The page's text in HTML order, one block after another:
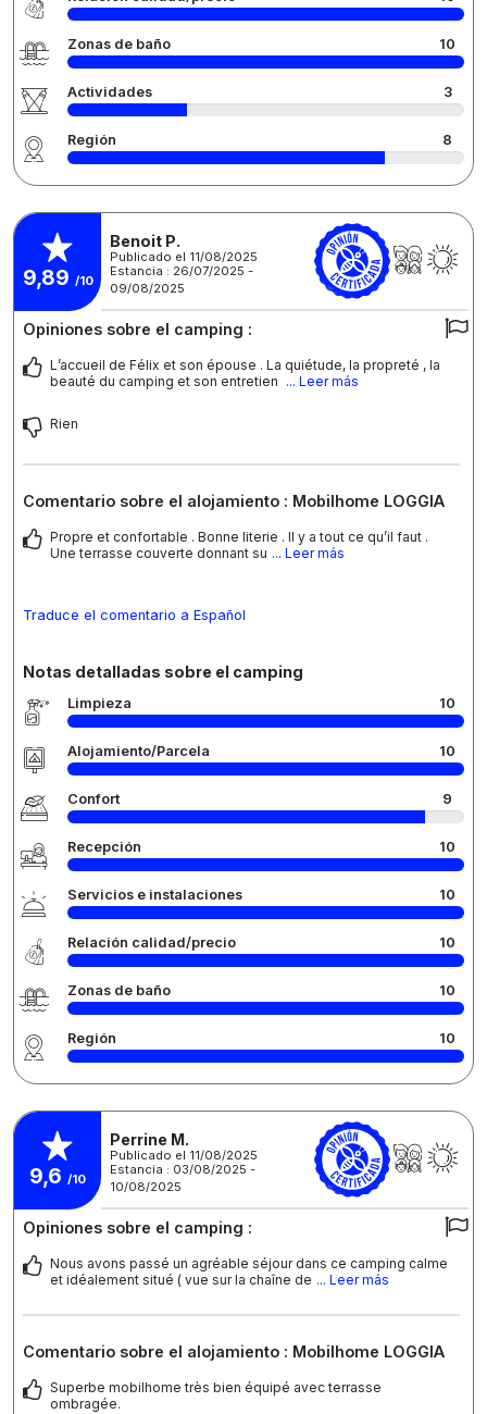
Zonas de baño 10
Actividades 3
Región 8
9,89 /10
Benoit P.
Publicado el 11/08/2025
Estancia : 26/07/2025 -
09/08/2025
Opiniones sobre el camping :
L’accueil de Félix et son épouse . La quiétude, la propreté , la
beauté du camping et son entretien ... Leer más
Rien
Comentario sobre el alojamiento : Mobilhome LOGGIA
Propre et confortable . Bonne literie . Il y a tout ce qu’il faut .
Une terrasse couverte donnant su ... Leer más
Traduce el comentario a Español
Notas detalladas sobre el camping
Limpieza 10
Alojamiento/Parcela 10
Confort 9
Recepción 10
Servicios e instalaciones 10
Relación calidad/precio 10
Zonas de baño 10
Región 10
9,6 /10
Perrine M.
Publicado el 11/08/2025
Estancia : 03/08/2025 -
10/08/2025
Opiniones sobre el camping :
Nous avons passé un agréable séjour dans ce camping calme
et idéalement situé ( vue sur la chaîne de ... Leer más
Comentario sobre el alojamiento : Mobilhome LOGGIA
Superbe mobilhome très bien équipé avec terrasse
ombragée.